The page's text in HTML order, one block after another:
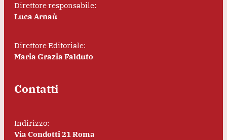
Direttore responsabile:
Luca Arnaù
Direttore Editoriale:
Maria Grazia Falduto
Contatti
Indirizzo:
Via Condotti 21 Roma